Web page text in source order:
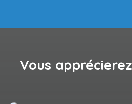
Vous apprécierez